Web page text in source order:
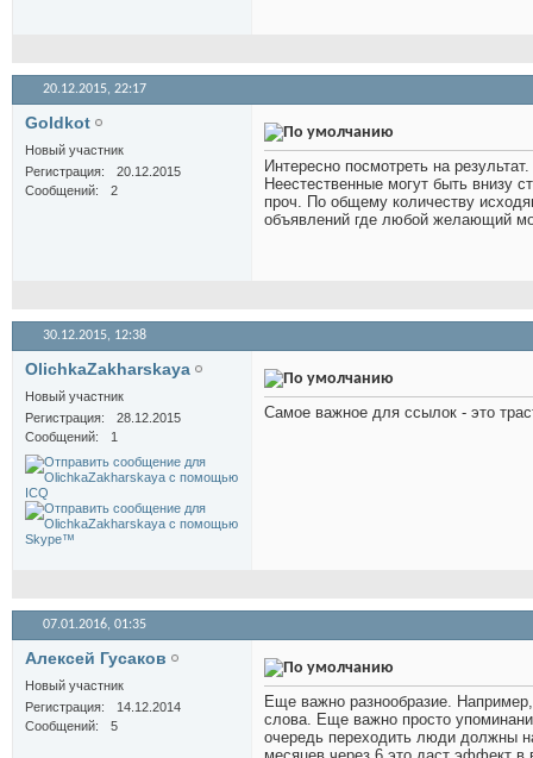
20.12.2015, 22:17
Goldkot
Новый участник
Регистрация
20.12.2015
Сообщений
2
Интересно посмотреть на
Неестественные могут быть внизу
проч. По общему количеству
объявлений где любой желающий
30.12.2015, 12:38
OlichkaZakharskaya
Новый участник
Регистрация
28.12.2015
Сообщений
1
Самое важное для ссылок - это
07.01.2016, 01:35
Алексей Гусаков
Новый участник
Регистрация
14.12.2014
Сообщений
5
Еще важно разнообразие.
слова. Еще важно просто
очередь переходить люди должны